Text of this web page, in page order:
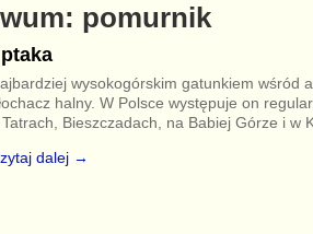
pomurnik
wysokogórskim gatunkiem wśród
halny. W Polsce występuje on
Bieszczadach, na Babiej Górze i w
dalej →